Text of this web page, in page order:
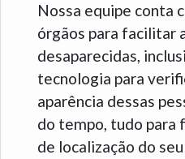
Nossa equipe conta
órgãos para facilitar
desaparecidas,
tecnologia para
aparência dessas
do tempo, tudo para
de localização do